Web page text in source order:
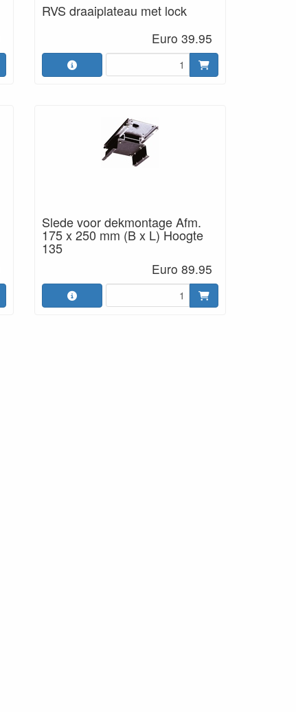
RVS draaiplateau met lock
Euro 39.95
Slede voor dekmontage Afm.
175 x 250 mm (B x L) Hoogte
135
Euro 89.95